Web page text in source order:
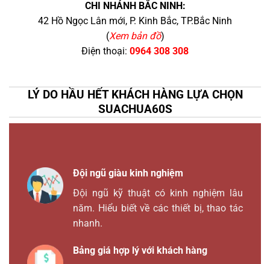
CHI NHÁNH BẮC NINH:
42 Hồ Ngọc Lân mới, P. Kinh Bắc, TP.Bắc Ninh
(Xem bản đồ)
Điện thoại: 0964 308 308
LÝ DO HẦU HẾT KHÁCH HÀNG LỰA CHỌN
SUACHUA60S
Đội ngũ giàu kinh nghiệm
Đội ngũ kỹ thuật có kinh nghiệm lâu
năm. Hiểu biết về các thiết bị, thao tác
nhanh.
Bảng giá hợp lý với khách hàng